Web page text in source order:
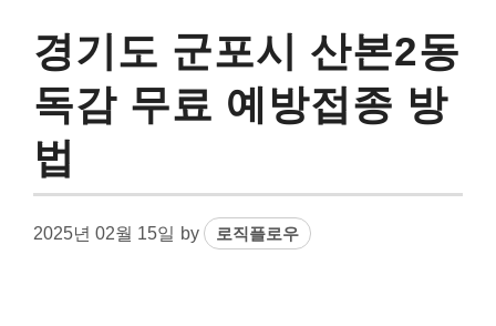
경기도 군포시 산본2동
독감 무료 예방접종 방
법
2025년 02월 15일 by 로직플로우